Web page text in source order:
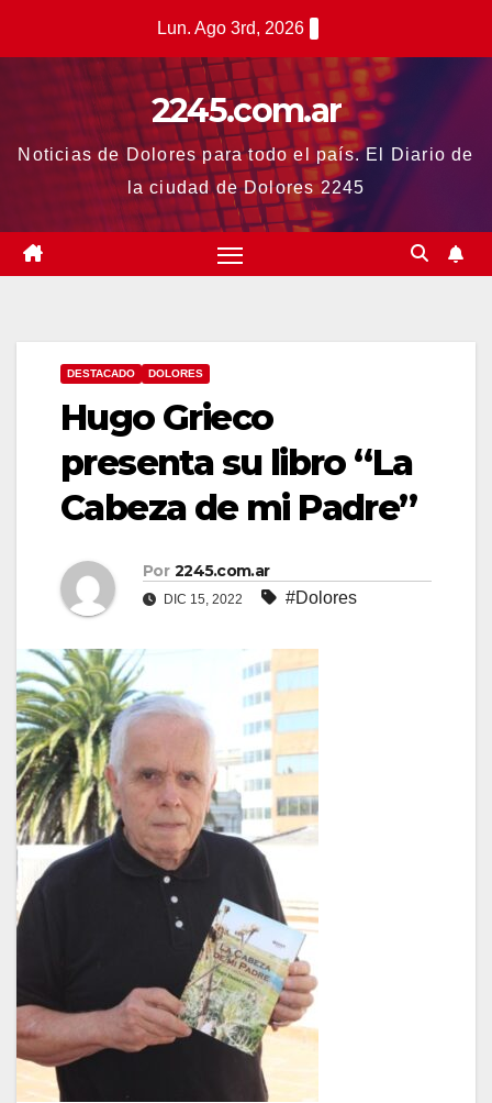
Lun. Ago 3rd, 2026
2245.com.ar
Noticias de Dolores para todo el país. El Diario de
la ciudad de Dolores 2245
DESTACADO DOLORES
Hugo Grieco
presenta su libro “La
Cabeza de mi Padre”
Por 2245.com.ar
DIC 15, 2022 #Dolores